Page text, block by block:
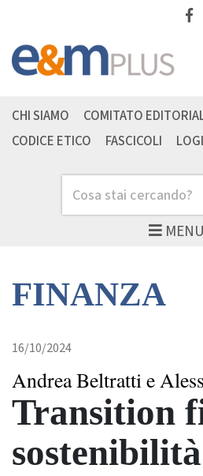
MENU
Cerca
CHI SIAMO COMITATO
CODICE ETICO
FASCICOLI
FINANZA
16/10/2024
Andrea Beltratti e
Transition